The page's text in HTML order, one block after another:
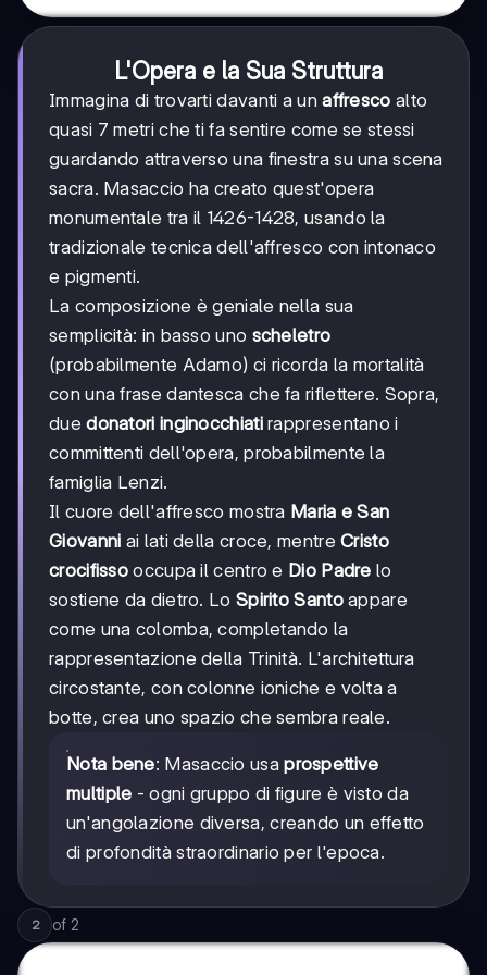
L'Opera e la Sua Struttura
Immagina di trovarti davanti a unaffresco alto
quasi 7 metri che ti fa sentire come se stessi
guardando attraverso una finestra su una scena
sacra. Masaccio ha creato quest'opera
monumentale tra il 1426-1428, usando la
tradizionale tecnica dell'affresco con intonaco
e pigmenti.
La composizione è geniale nella sua
semplicità: in basso uno scheletro
(probabilmente Adamo) ci ricorda la mortalità
con una frase dantesca che fa riflettere. Sopra,
duedonatori inginocchiatirappresentano i
committenti dell'opera, probabilmente la
famiglia Lenzi.
Il cuore dell'affresco mostra Maria e San
Giovanni ai lati della croce, mentreCristo
crocifisso occupa il centro e Dio Padre lo
sostiene da dietro. Lo Spirito Santoappare
come una colomba, completando la
rappresentazione della Trinità. L'architettura
circostante, con colonne ioniche e volta a
botte, crea uno spazio che sembra reale.
Nota bene: Masaccio usaprospettive
multiple - ogni gruppo di figure è visto da
un'angolazione diversa, creando un effetto
di profondità straordinario per l'epoca.
2 of 2